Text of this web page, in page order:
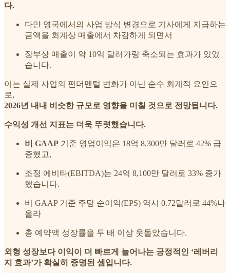
다.
다만 영국에서의 사업 방식 변경으로 기사에게 지급하는
금액을 회계상 매출에서 차감하게 되면서
장부상 매출이 약 10억 달러가량 축소되는 효과가 있었
습니다.
이는 실제 사업의 펀더멘털 변화가 아닌 순수 회계적 요인으
로,
2026년 내내 비슷한 규모로 영향을 미칠 것으로 전망됩니다.
수익성 개선 지표는 더욱 뚜렷했습니다.
비 GAAP 기준 영업이익은 18억 8,300만 달러로 42% 급
증했고,
조정 에비타(EBITDA)는 24억 8,100만 달러로 33% 증가
했습니다.
비 GAAP 기준 주당 순이익(EPS) 역시 0.72달러로 44%나
올라
총 예약액 성장률을 두 배 이상 웃돌았습니다.
외형 성장보다 이익이 더 빠르게 늘어나는 긍정적인 ‘레버리
지 효과’가 확실히 증명된 셈입니다.